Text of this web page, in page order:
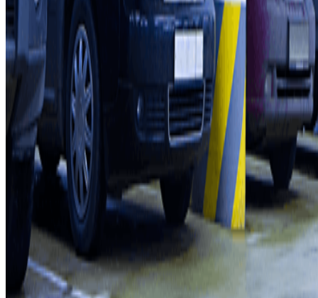
Contatto
Contattaci
FAQ
Puoi utilizzare questi metodi di pagamento:
Condizioni contrattuali e di utilizzo
Termini di cancellazione
Politica sui cookies
Gestisci i cookie
Politica sulla privacy
Whistleblowing
©2026 Parclick. Tutti i diritti riservati